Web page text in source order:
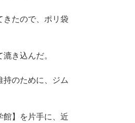
きたので、ポリ袋
き込んだ。
持のために、ジム
館】を片手に、近